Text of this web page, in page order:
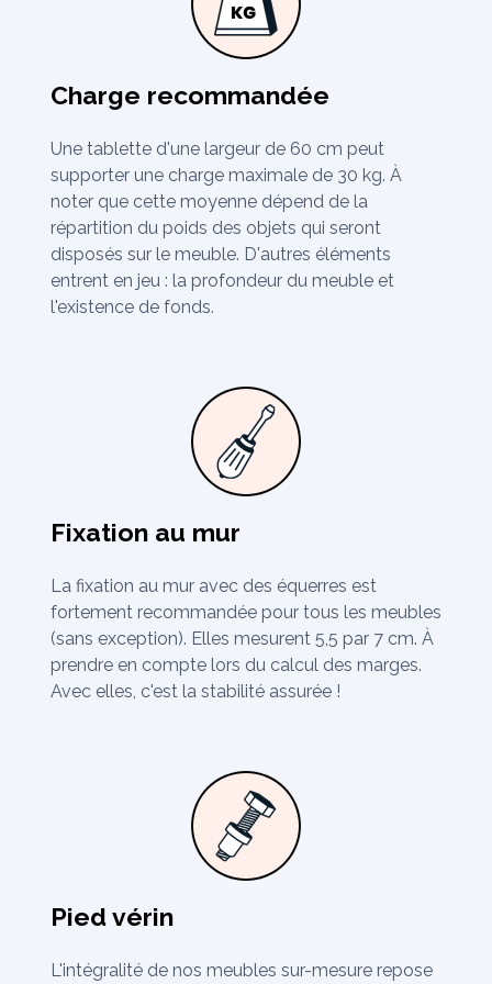
Charge recommandée
Une tablette d'une largeur de 60 cm peut
supporter une charge maximale de 30 kg. À
noter que cette moyenne dépend de la
répartition du poids des objets qui seront
disposés sur le meuble. D'autres éléments
entrent en jeu : la profondeur du meuble et
l'existence de fonds.
Fixation au mur
La fixation au mur avec des équerres est
fortement recommandée pour tous les meubles
(sans exception). Elles mesurent 5,5 par 7 cm. À
prendre en compte lors du calcul des marges.
Avec elles, c'est la stabilité assurée !
Pied vérin
L'intégralité de nos meubles sur-mesure repose